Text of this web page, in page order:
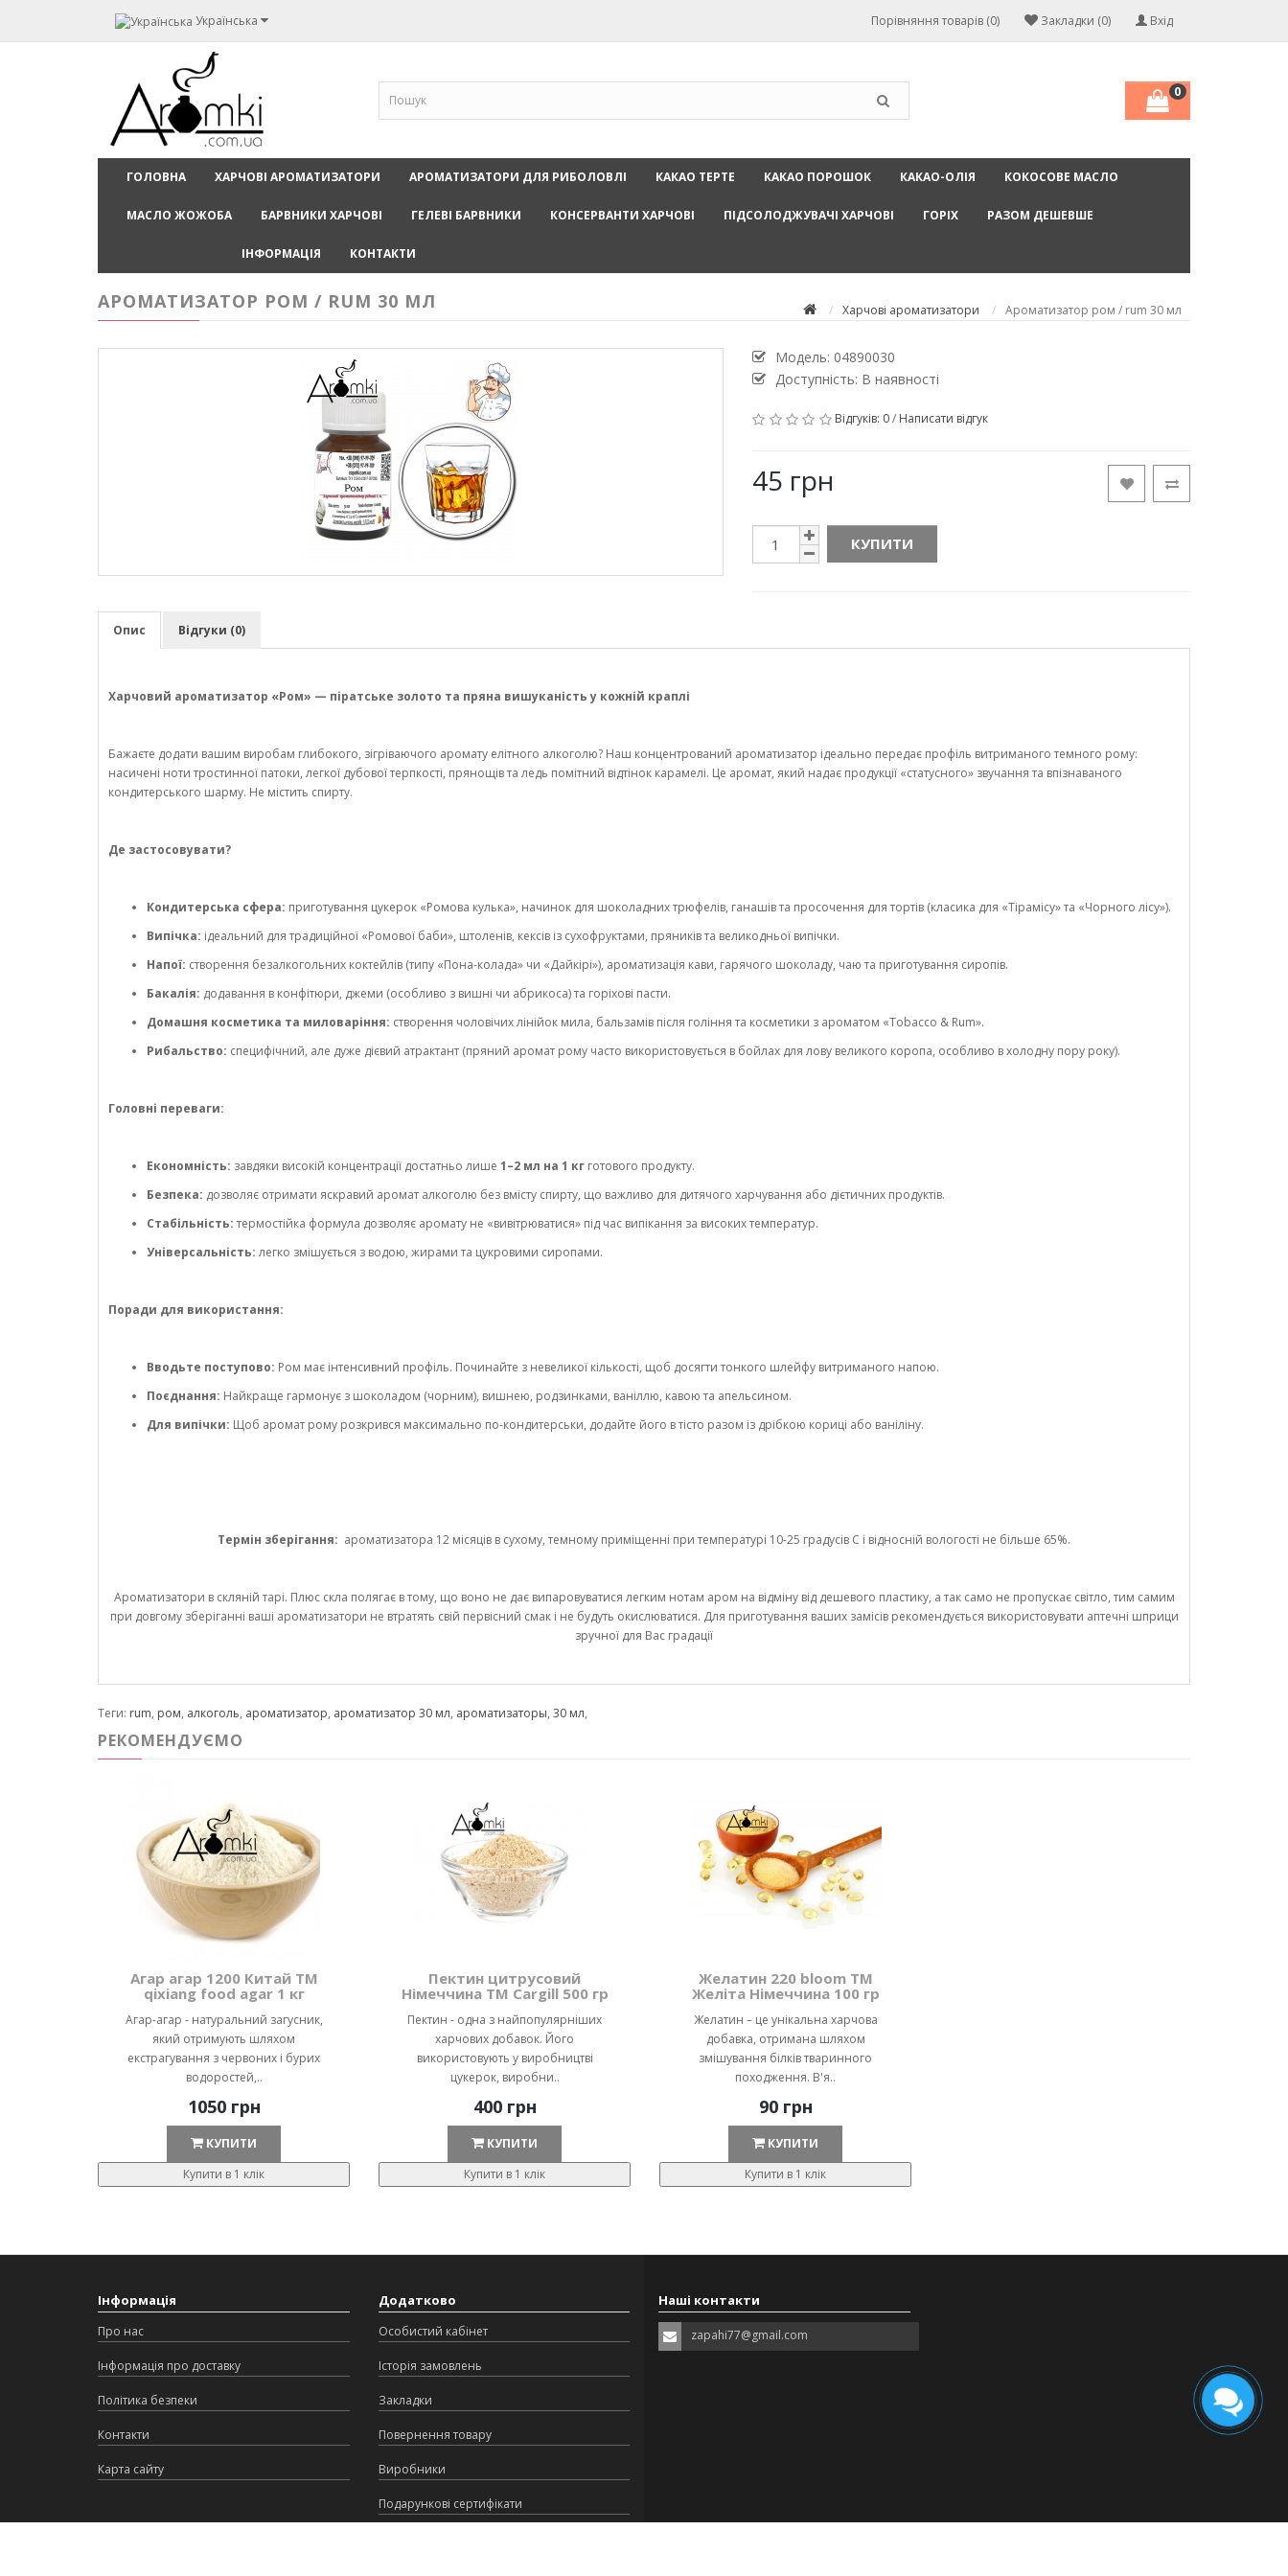
Українська Вхід
Закладки (0)
Порівняння товарів (0)
0
ГОЛОВНА ХАРЧОВІ АРОМАТИЗАТОРИ АРОМАТИЗАТОРИ ДЛЯ РИБОЛОВЛІ КАКАО ТЕРТЕ КАКАО ПОРОШОК КАКАО-ОЛІЯ КОКОСОВЕ МАСЛО
МАСЛО ЖОЖОБА БАРВНИКИ ХАРЧОВІ ГЕЛЕВІ БАРВНИКИ КОНСЕРВАНТИ ХАРЧОВІ ПІДСОЛОДЖУВАЧІ ХАРЧОВІ ГОРІХ РАЗОМ ДЕШЕВШЕ
ІНФОРМАЦІЯ КОНТАКТИ
Харчові ароматизатори Ароматизатор ром / rum 30 мл
АРОМАТИЗАТОР РОМ / RUM 30 МЛ
Модель: 04890030
Доступність: В наявності
Відгуків: 0/ Написати відгук
45 грн
КУПИТИ
Опис Відгуки (0)
Харчовий ароматизатор «Ром» — піратське золото та пряна вишуканість у кожній краплі
Бажаєте додати вашим виробам глибокого, зігріваючого аромату елітного алкоголю? Наш концентрований ароматизатор ідеально передає профіль витриманого темного рому:
насичені ноти тростинної патоки, легкої дубової терпкості, прянощів та ледь помітний відтінок карамелі. Це аромат, який надає продукції «статусного» звучання та впізнаваного
кондитерського шарму. Не містить спирту.
Де застосовувати?
Кондитерська сфера: приготування цукерок «Ромова кулька», начинок для шоколадних трюфелів, ганашів та просочення для тортів (класика для «Тірамісу» та «Чорного лісу»).
Випічка: ідеальний для традиційної «Ромової баби», штоленів, кексів із сухофруктами, пряників та великодньої випічки.
Напої: створення безалкогольних коктейлів (типу «Пона-колада» чи «Дайкірі»), ароматизація кави, гарячого шоколаду, чаю та приготування сиропів.
Бакалія: додавання в конфітюри, джеми (особливо з вишні чи абрикоса) та горіхові пасти.
Домашня косметика та миловаріння: створення чоловічих лінійок мила, бальзамів після гоління та косметики з ароматом «Tobacco & Rum».
Рибальство: специфічний, але дуже дієвий атрактант (пряний аромат рому часто використовується в бойлах для лову великого коропа, особливо в холодну пору року).
Головні переваги:
Економність: завдяки високій концентрації достатньо лише 1–2 мл на 1 кг готового продукту.
Безпека: дозволяє отримати яскравий аромат алкоголю без вмісту спирту, що важливо для дитячого харчування або дієтичних продуктів.
Стабільність:термостійка формула дозволяє аромату не «вивітрюватися» під час випікання за високих температур.
Універсальність: легко змішується з водою, жирами та цукровими сиропами.
Поради для використання:
Вводьте поступово: Ром має інтенсивний профіль. Починайте з невеликої кількості, щоб досягти тонкого шлейфу витриманого напою.
Поєднання: Найкраще гармонує з шоколадом (чорним), вишнею, родзинками, ваніллю, кавою та апельсином.
Для випічки: Щоб аромат рому розкрився максимально по-кондитерськи, додайте його в тісто разом із дрібкою кориці або ваніліну.
Термін зберігання: ароматизатора 12 місяців в сухому, темному приміщенні при температурі 10-25 градусів С і відносній вологості не більше 65%.
Ароматизатори в скляній тарі. Плюс скла полягає в тому, що воно не дає випаровуватися легким нотам аром на відміну від дешевого пластику, а так само не пропускає світло, тим самим
при довгому зберіганні ваші ароматизатори не втратять свій первісний смак і не будуть окислюватися. Для приготування ваших замісів рекомендується використовувати аптечні шприци
зручної для Вас градації
Теги: rum, ром, алкоголь, ароматизатор, ароматизатор 30 мл, ароматизаторы, 30 мл,
РЕКОМЕНДУЄМО
Агар агар 1200 Китай ТМ
qixiang food agar 1 кг
Агар-агар - натуральний загусник,
який отримують шляхом
екстрагування з червоних і бурих
водоростей,..
1050 грн
КУПИТИ
Купити в 1 клік
Пектин цитрусовий
Німеччина ТМ Cargill 500 гр
Пектин - одна з найпопулярніших
харчових добавок. Його
використовують у виробництві
цукерок, виробни..
400 грн
КУПИТИ
Купити в 1 клік
Желатин 220 bloom ТМ
Желіта Німеччина 100 гр
Желатин – це унікальна харчова
добавка, отримана шляхом
змішування білків тваринного
походження. В'я..
90 грн
КУПИТИ
Купити в 1 клік
Інформація
Про нас
Інформація про доставку
Політика безпеки
Контакти
Карта сайту
Додатково
Особистий кабінет
Історія замовлень
Закладки
Повернення товару
Виробники
Подарункові сертифікати
Наші контакти
zapahi77@gmail.com